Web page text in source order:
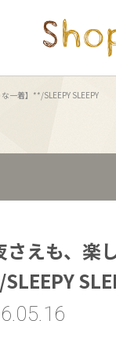
一着】**/SLEEPY SLEEPY
えも、楽